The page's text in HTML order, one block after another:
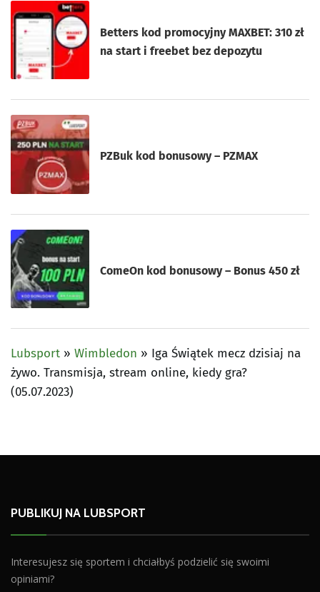
Betters kod promocyjny MAXBET: 310 zł
na start i freebet bez depozytu
PZBuk kod bonusowy – PZMAX
ComeOn kod bonusowy – Bonus 450 zł
Lubsport » Wimbledon » Iga Świątek mecz dzisiaj na
żywo. Transmisja, stream online, kiedy gra?
(05.07.2023)
PUBLIKUJ NA LUBSPORT
Interesujesz się sportem i chciałbyś podzielić się swoimi
opiniami?